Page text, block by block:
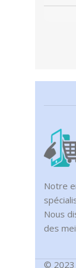
Notre
Nous
des
© 2023